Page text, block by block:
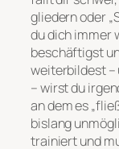
gliedern oder
du dich immer
beschäftigst
weiterbildest –
– wirst du
an dem es
bislang
trainiert und